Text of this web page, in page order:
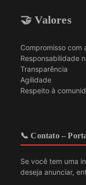
🤝 Valores
Compromisso com
Responsabilidade
Transparência
Agilidade
Respeito à
📞 Contato –
Se você tem uma
deseja anunciar,